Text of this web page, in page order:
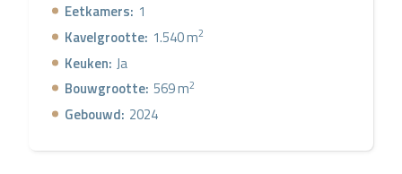
Eetkamers: 1
Kavelgrootte: 1.540 m2
Keuken: Ja
Bouwgrootte: 569 m2
Gebouwd: 2024